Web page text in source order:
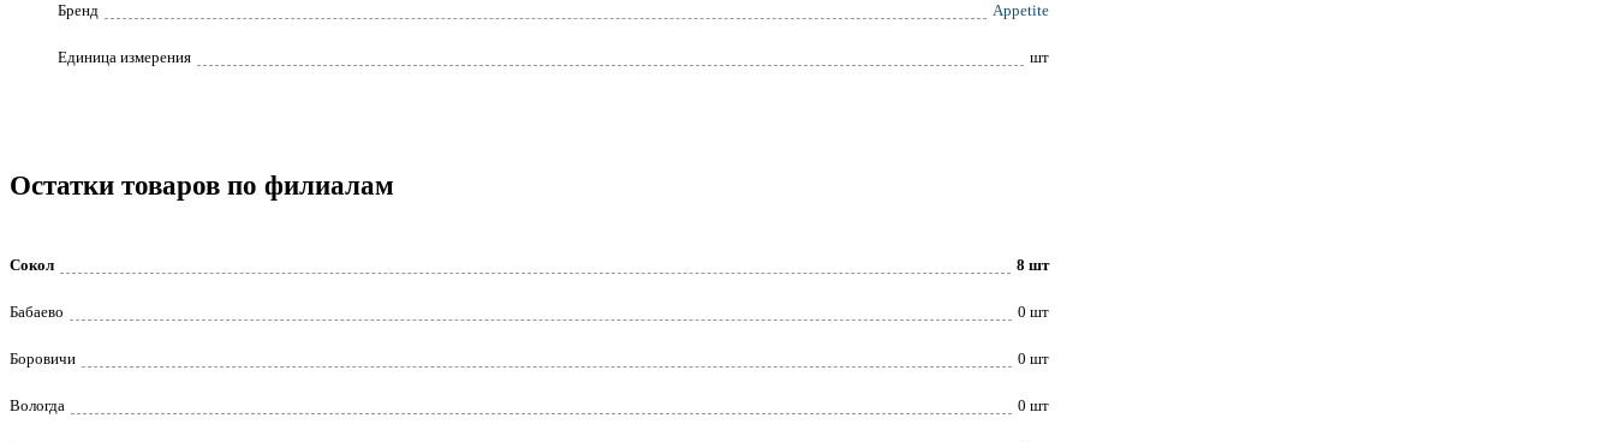
Бренд Appetite
Единица измерения шт
Остатки товаров по филиалам
Сокол 8 шт
Бабаево 0 шт
Боровичи 0 шт
Вологда 0 шт